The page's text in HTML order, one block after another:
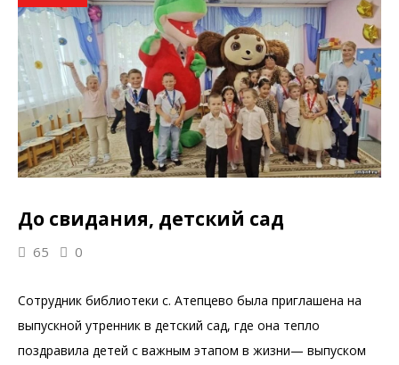
До свидания, детский сад
65 0
Сотрудник библиотеки с. Атепцево была приглашена на
выпускной утренник в детский сад, где она тепло
поздравила детей с важным этапом в жизни— выпуском